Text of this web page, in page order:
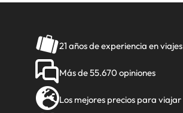
21 años de experiencia en viajes
Más de 55.670 opiniones
Los mejores precios para viajar